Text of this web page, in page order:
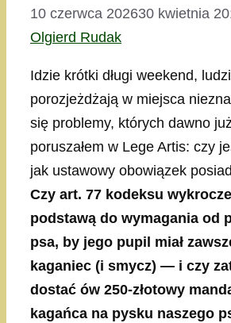
10 czerwca 202630 kwietnia
Olgierd Rudak
Idzie krótki długi weekend,
porozjeżdżają w miejsca
się problemy, których dawno
poruszałem w Lege Artis: czy
jak ustawowy obowiązek
Czy art. 77 kodeksu
podstawą do wymagania od
psa, by jego pupil miał
kaganiec (i smycz) — i czy
dostać ów 250-złotowy
kagańca na pysku naszego